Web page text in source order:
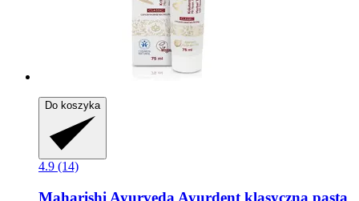
Do koszyka
4.9 (14)
Maharishi Ayurveda Ayurdent klasyczna pasta